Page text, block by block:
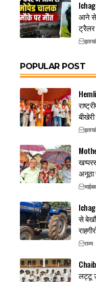
आने से
ट्रैलर
POPULAR POST
से
राज्य
लट्टू